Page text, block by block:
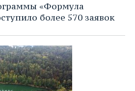
«Формула
более 570 заявок